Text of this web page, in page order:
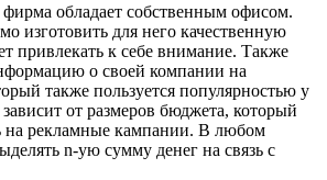
обладает собственным офисом.
изготовить для него качественную
привлекать к себе внимание. Также
о своей компании на
также пользуется популярностью у
от размеров бюджета, который
на рекламные кампании. В любом
n-ую сумму денег на связь с